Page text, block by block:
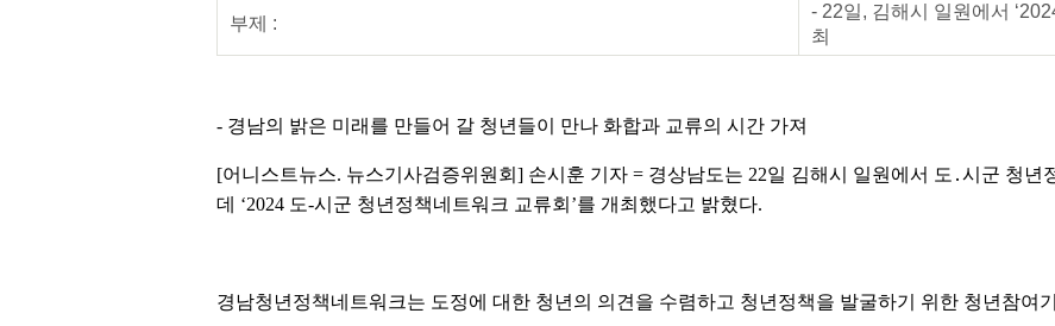
부제 :
- 22일, 김해시 일원에서
최
- 경남의 밝은 미래를 만들어 갈 청년들이 만나 화합과 교류의 시간 가져
[어니스트뉴스. 뉴스기사검증위원회] 손시훈 기자 = 경상남도는 22일 김해시 일원에서 도․시군 청년
데 ‘2024 도-시군 청년정책네트워크 교류회’를 개최했다고 밝혔다.
경남청년정책네트워크는 도정에 대한 청년의 의견을 수렴하고 청년정책을 발굴하기 위한 청년참여